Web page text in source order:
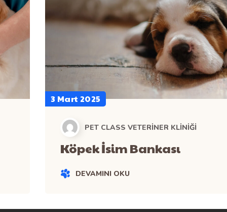
3 Mart 2025
PET CLASS VETERINER KLINIĞI
Köpek İsim Bankası
DEVAMINI OKU